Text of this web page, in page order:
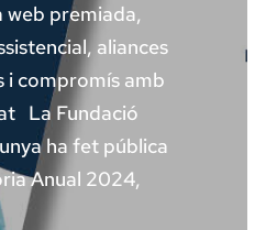
premiada,
aliances
i compromís amb
La Fundació
ha fet pública
Anual 2024,